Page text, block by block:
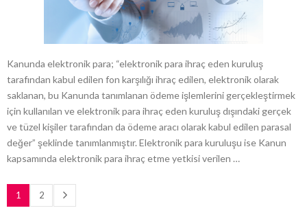
Kanunda elektronik para; “elektronik para ihraç eden kuruluş
tarafından kabul edilen fon karşılığı ihraç edilen, elektronik olarak
saklanan, bu Kanunda tanımlanan ödeme işlemlerini gerçekleştirmek
için kullanılan ve elektronik para ihraç eden kuruluş dışındaki gerçek
ve tüzel kişiler tarafından da ödeme aracı olarak kabul edilen parasal
değer” şeklinde tanımlanmıştır. Elektronik para kuruluşu ise Kanun
kapsamında elektronik para ihraç etme yetkisi verilen …
1 2